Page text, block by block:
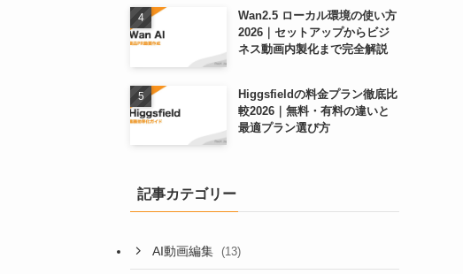
Wan2.5 ローカル環境の使い方
2026｜セットアップからビジ
ネス動画内製化まで完全解説
Higgsfieldの料金プラン徹底比
較2026｜無料・有料の違いと
最適プラン選び方
記事カテゴリー
AI動画編集 (13)